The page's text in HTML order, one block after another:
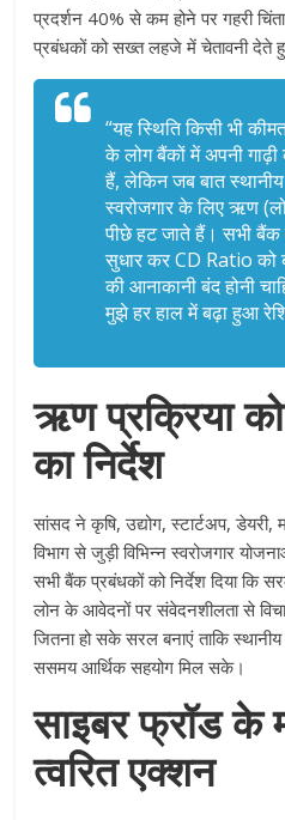
प्रदर्शन 40% से कम होने पर गहरी
प्रबंधकों को सख्त लहजे में चेतावनी देते
“यह स्थिति किसी भी
के लोग बैंकों में अपनी
हैं, लेकिन जब बात
स्वरोजगार के लिए ऋण
पीछे हट जाते हैं। सभी बैंक
सुधार कर CD Ratio को
की आनाकानी बंद होनी
मुझे हर हाल में बढ़ा हुआ
ऋण प्रक्रिया
का निर्देश
सांसद ने कृषि, उद्योग, स्टार्टअप,
विभाग से जुड़ी विभिन्न स्वरोजगार
सभी बैंक प्रबंधकों को निर्देश दिया कि
लोन के आवेदनों पर संवेदनशीलता से
जितना हो सके सरल बनाएं ताकि
ससमय आर्थिक सहयोग मिल सके।
साइबर फ्रॉड के
त्वरित एक्शन